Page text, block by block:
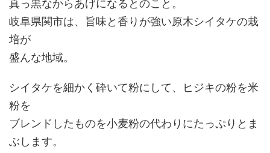
真っ黒なからあげになるとのこと。
岐阜県関市は、旨味と香りが強い原木シイタケの栽
培が
盛んな地域。
シイタケを細かく砕いて粉にして、ヒジキの粉を米
粉を
ブレンドしたものを小麦粉の代わりにたっぷりとま
ぶします。